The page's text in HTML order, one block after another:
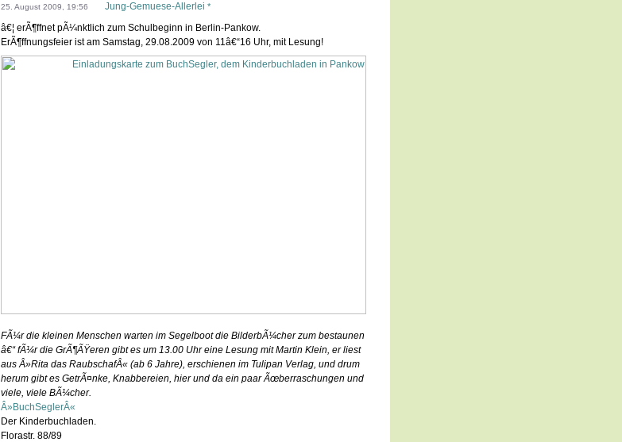
25. August 2009, 19:56 Jung-Gemuese-Allerlei *
â€¦ erÃ¶ffnet pÃ¼nktlich zum Schulbeginn in Berlin-Pankow.
ErÃ¶ffnungsfeier ist am Samstag, 29.08.2009 von 11â€“16 Uhr, mit Lesung!
FÃ¼r die kleinen Menschen warten im Segelboot die BilderbÃ¼cher zum bestaunen
â€“ fÃ¼r die GrÃ¶ÃŸeren gibt es um 13.00 Uhr eine Lesung mit Martin Klein, er liest
aus Â»Rita das RaubschafÂ« (ab 6 Jahre), erschienen im Tulipan Verlag, und drum
herum gibt es GetrÃ¤nke, Knabbereien, hier und da ein paar Ãœberraschungen und
viele, viele BÃ¼cher.
Â»BuchSeglerÂ«
Der Kinderbuchladen.
Florastr. 88/89